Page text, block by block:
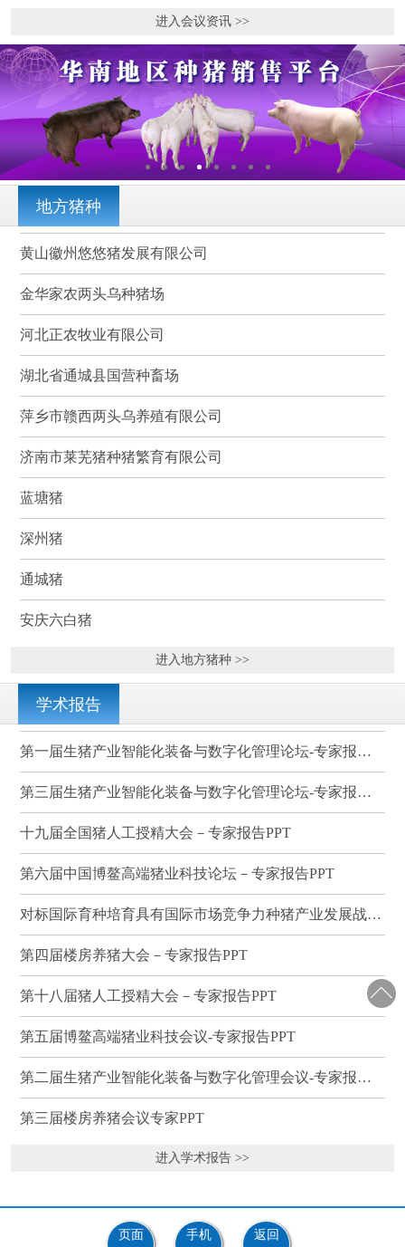
进入会议资讯 >>
地方猪种
黄山徽州悠悠猪发展有限公司
金华家农两头乌种猪场
河北正农牧业有限公司
湖北省通城县国营种畜场
萍乡市赣西两头乌养殖有限公司
济南市莱芜猪种猪繁育有限公司
蓝塘猪
深州猪
通城猪
安庆六白猪
进入地方猪种 >>
学术报告
第一届生猪产业智能化装备与数字化管理论坛-专家报告PPT
第三届生猪产业智能化装备与数字化管理论坛-专家报告PPT
十九届全国猪人工授精大会－专家报告PPT
第六届中国博鳌高端猪业科技论坛－专家报告PPT
对标国际育种培育具有国际市场竞争力种猪产业发展战略研讨会－专家报告PPT
第四届楼房养猪大会－专家报告PPT
第十八届猪人工授精大会－专家报告PPT
第五届博鳌高端猪业科技会议-专家报告PPT
第二届生猪产业智能化装备与数字化管理会议-专家报告PPT
第三届楼房养猪会议专家PPT
进入学术报告 >>
页面 手机 返回